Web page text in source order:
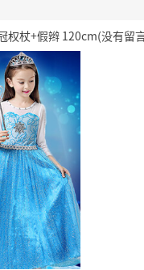
权杖+假辫 120cm(没有留